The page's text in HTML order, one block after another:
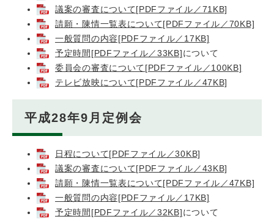
議案の審査について[PDFファイル／71KB]
請願・陳情一覧表について[PDFファイル／70KB]
一般質問の内容[PDFファイル／17KB]
予定時間[PDFファイル／33KB]について
委員会の審査について[PDFファイル／100KB]
テレビ放映について[PDFファイル／47KB]
平成28年9月定例会
日程について[PDFファイル／30KB]
議案の審査について[PDFファイル／43KB]
請願・陳情一覧表について[PDFファイル／47KB]
一般質問の内容[PDFファイル／17KB]
予定時間[PDFファイル／32KB]について